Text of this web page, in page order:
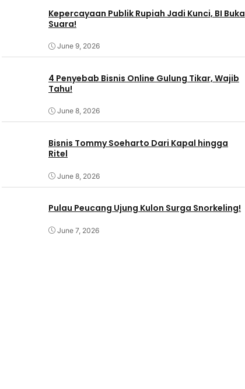
Kepercayaan Publik Rupiah Jadi Kunci, BI Buka
Suara!
June 9, 2026
4 Penyebab Bisnis Online Gulung Tikar, Wajib
Tahu!
June 8, 2026
Bisnis Tommy Soeharto Dari Kapal hingga
Ritel
June 8, 2026
Pulau Peucang Ujung Kulon Surga Snorkeling!
June 7, 2026